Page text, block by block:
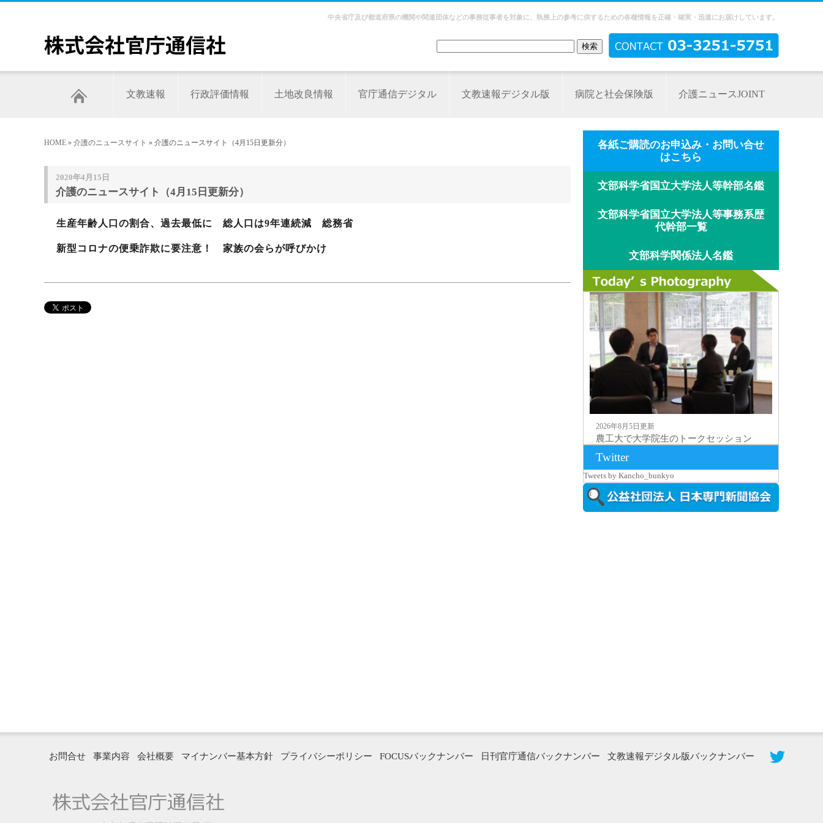
中央省庁及び都道府県の機関や関連団体などの事務従事者を対象に、執務上の参考に供するための各種情報を正確・確実・迅速にお届けしています。
文教速報 行政評価情報 土地改良情報 官庁通信デジタル 文教速報デジタル版 病院と社会保険版 介護ニュースJOINT
HOME » 介護のニュースサイト » 介護のニュースサイト（4月15日更新分）
2020年4月15日
介護のニュースサイト（4月15日更新分）
生産年齢人口の割合、過去最低に 総人口は9年連続減 総務省
新型コロナの便乗詐欺に要注意！ 家族の会らが呼びかけ
各紙ご購読のお申込み・お問い合せ
はこちら
文部科学省国立大学法人等幹部名鑑
文部科学省国立大学法人等事務系歴
代幹部一覧
文部科学関係法人名鑑
2026年8月5日更新
農工大で大学院生のトークセッション
Twitter
Tweets by Kancho_bunkyo
お問合せ 事業内容 会社概要 マイナンバー基本方針 プライバシーポリシー FOCUSバックナンバー 日刊官庁通信バックナンバー 文教速報デジタル版バックナンバー